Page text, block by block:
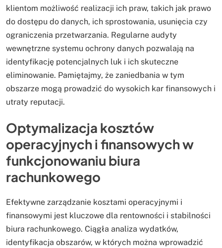
klientom możliwość realizacji ich praw, takich jak prawo
do dostępu do danych, ich sprostowania, usunięcia czy
ograniczenia przetwarzania. Regularne audyty
wewnętrzne systemu ochrony danych pozwalają na
identyfikację potencjalnych luk i ich skuteczne
eliminowanie. Pamiętajmy, że zaniedbania w tym
obszarze mogą prowadzić do wysokich kar finansowych i
utraty reputacji.
Optymalizacja kosztów
operacyjnych i finansowych w
funkcjonowaniu biura
rachunkowego
Efektywne zarządzanie kosztami operacyjnymi i
finansowymi jest kluczowe dla rentowności i stabilności
biura rachunkowego. Ciągła analiza wydatków,
identyfikacja obszarów, w których można wprowadzić